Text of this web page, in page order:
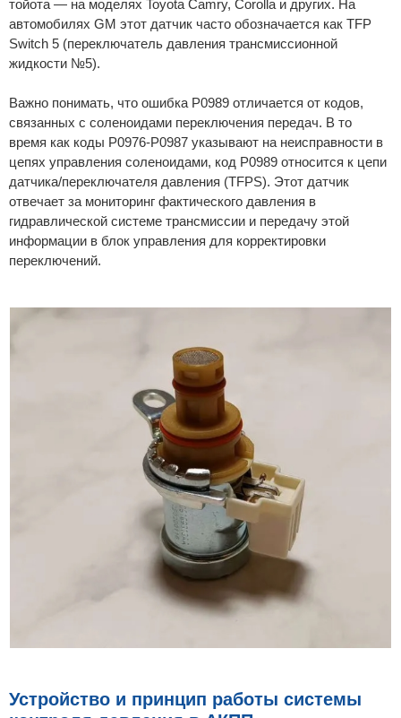
тойота — на моделях Toyota Camry, Corolla и других. На
автомобилях GM этот датчик часто обозначается как TFP
Switch 5 (переключатель давления трансмиссионной
жидкости №5).
Важно понимать, что ошибка P0989 отличается от кодов,
связанных с соленоидами переключения передач. В то
время как коды P0976-P0987 указывают на неисправности в
цепях управления соленоидами, код P0989 относится к цепи
датчика/переключателя давления (TFPS). Этот датчик
отвечает за мониторинг фактического давления в
гидравлической системе трансмиссии и передачу этой
информации в блок управления для корректировки
переключений.
Устройство и принцип работы системы